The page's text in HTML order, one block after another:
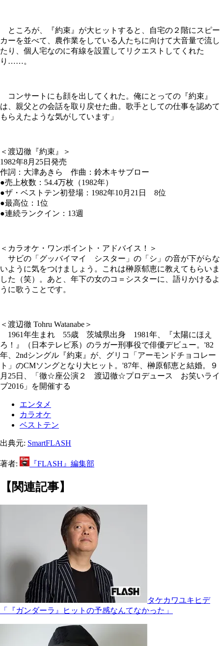
ところが、『約束』が大ヒットすると、自宅の２階にスピー
カーを並べて、農作業をしている人たちに向けて大音量で流し
たり、個人宅なのに有線を設置してリクエストしてくれた
り……。
コンサートにも顔を出してくれた。俺にとっての『約束』
は、親父との会話を取り戻せた曲。歌手としての仕事を認めて
もらえたような気がしています」
＜渡辺徹『約束』＞
1982年8月25日発売
作詞：大津あきら 作曲：鈴木キサブロー
●売上枚数：54.4万枚（1982年）
●ザ・ベストテン初登場：1982年10月21日 8位
●最高位：1位
●連続ランクイン：13週
＜カラオケ・ワンポイント・アドバイス！＞
サビの「グッバイマイ シスター」の「シ」の音が下がらな
いように気をつけましょう。これは榊原郁恵に教えてもらいま
した（笑）。あと、年下の女のコ＝シスターに、語りかけるよ
うに歌うことです。
＜渡辺徹 Tohru Watanabe＞
1961年生まれ 55歳 茨城県出身 1981年、『太陽にほえ
ろ！』（日本テレビ系）のラガー刑事役で俳優デビュー。'82
年、2ndシングル『約束』が、グリコ「アーモンドチョコレー
ト」のCMソングとなり大ヒット。'87年、榊原郁恵と結婚。９
月25日、「徹☆座公演２ 渡辺徹☆プロデュース お笑いライ
ブ2016」を開催する
エンタメ
カラオケ
ベストテン
出典元: SmartFLASH
著者: 『FLASH』編集部
【関連記事】
タケカワユキヒデ
「『ガンダーラ』ヒットの予感なんてなかった」